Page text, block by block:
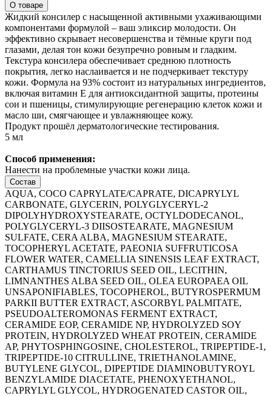
О товаре
Жидкий консилер с насыщенной активными ухаживающими
компонентами формулой – ваш эликсир молодости. Он
эффективно скрывает несовершенства и тёмные круги под
глазами, делая тон кожи безупречно ровным и гладким.
Текстура консилера обеспечивает среднюю плотность
покрытия, легко наслаивается и не подчеркивает текстуру
кожи. Формула на 93% состоит из натуральных ингредиентов,
включая витамин E для антиоксидантной защиты, протеины
сои и пшеницы, стимулирующие регенерацию клеток кожи и
масло ши, смягчающее и увлажняющее кожу.
Продукт прошёл дерматологические тестирования.
5 мл
Способ применения:
Нанести на проблемные участки кожи лица.
Состав
AQUA, COCO CAPRYLATE/CAPRATE, DICAPRYLYL
CARBONATE, GLYCERIN, POLYGLYCERYL-2
DIPOLYHYDROXYSTEARATE, OCTYLDODECANOL,
POLYGLYCERYL-3 DIISOSTEARATE, MAGNESIUM
SULFATE, CERA ALBA, MAGNESIUM STEARATE,
TOCOPHERYL ACETATE, PAEONIA SUFFRUTICOSA
FLOWER WATER, CAMELLIA SINENSIS LEAF EXTRACT,
CARTHAMUS TINCTORIUS SEED OIL, LECITHIN,
LIMNANTHES ALBA SEED OIL, OLEA EUROPAEA OIL
UNSAPONIFIABLES, TOCOPHEROL, BUTYROSPERMUM
PARKII BUTTER EXTRACT, ASCORBYL PALMITATE,
PSEUDOALTEROMONAS FERMENT EXTRACT,
CERAMIDE EOP, CERAMIDE NP, HYDROLYZED SOY
PROTEIN, HYDROLYZED WHEAT PROTEIN, CERAMIDE
AP, PHYTOSPHINGOSINE, CHOLESTEROL, TRIPEPTIDE-1,
TRIPEPTIDE-10 CITRULLINE, TRIETHANOLAMINE,
BUTYLENE GLYCOL, DIPEPTIDE DIAMINOBUTYROYL
BENZYLAMIDE DIACETATE, PHENOXYETHANOL,
CAPRYLYL GLYCOL, HYDROGENATED CASTOR OIL,